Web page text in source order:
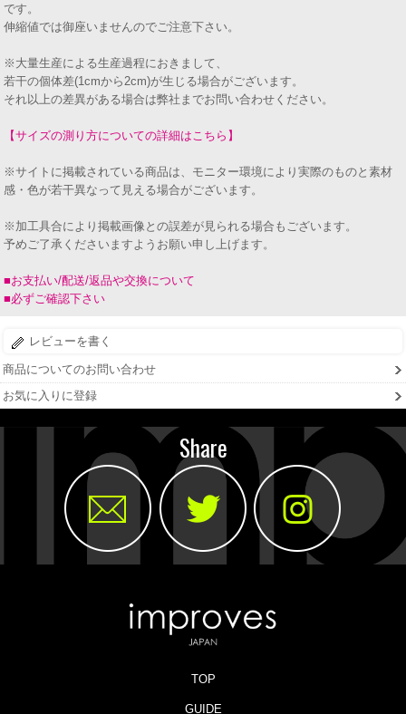
です。
伸縮値では御座いませんのでご注意下さい。
※大量生産による生産過程におきまして、
若干の個体差(1cmから2cm)が生じる場合がございます。
それ以上の差異がある場合は弊社までお問い合わせください。
【サイズの測り方についての詳細はこちら】
※サイトに掲載されている商品は、モニター環境により実際のものと素材
感・色が若干異なって見える場合がございます。
※加工具合により掲載画像との誤差が見られる場合もございます。
予めご了承くださいますようお願い申し上げます。
■お支払い/配送/返品や交換について
■必ずご確認下さい
レビューを書く
商品についてのお問い合わせ
お気に入りに登録
Share
TOP
GUIDE